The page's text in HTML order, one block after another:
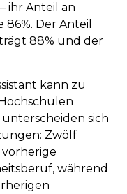
ihr Anteil an
Der Anteil
88% und der
kann zu
sich
Zwölf
während